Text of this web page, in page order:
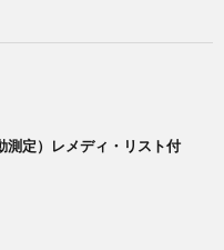
測定）レメディ・リスト付